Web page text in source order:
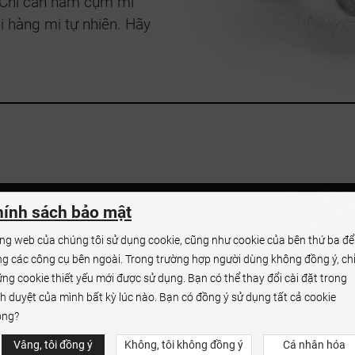
hàng mi tự nhiên. Hãy
gia làm đẹp
cơ hội hợp
sách bảo mật
web của chúng tôi sử dụng cookie, cũng như cookie của bên thứ ba
các công cụ bên ngoài. Trong trường hợp người dùng không đồng ý, chỉ
cookie thiết yếu mới được sử dụng. Bạn có thể thay đổi cài đặt trong
duyệt của mình bất kỳ lúc nào. Bạn có đồng ý sử dụng tất cả cookie
Vâng, tôi đồng ý Không, tôi không đồng ý Cá nhân hóa